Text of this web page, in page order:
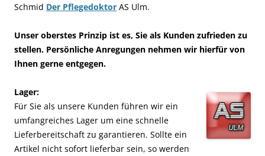
Schmid Der Pflegedoktor AS Ulm.
Unser oberstes Prinzip ist es, Sie als Kunden zufrieden zu
stellen. Persönliche Anregungen nehmen wir hierfür von
Ihnen gerne entgegen.
Lager:
Für Sie als unsere Kunden führen wir ein
umfangreiches Lager um eine schnelle
Lieferbereitschaft zu garantieren. Sollte ein
Artikel nicht sofort lieferbar sein, so werden